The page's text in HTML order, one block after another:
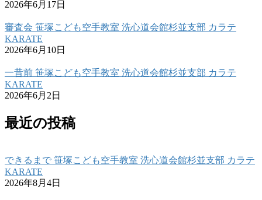
2026年6月17日
審査会 笹塚こども空手教室 洗心道会館杉並支部 カラテ
KARATE
2026年6月10日
一昔前 笹塚こども空手教室 洗心道会館杉並支部 カラテ
KARATE
2026年6月2日
最近の投稿
できるまで 笹塚こども空手教室 洗心道会館杉並支部 カラテ
KARATE
2026年8月4日